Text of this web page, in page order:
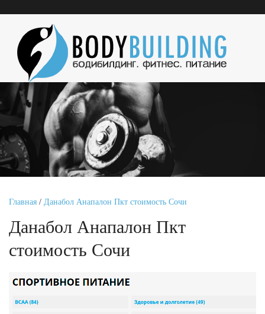
Главная / Данабол Анапалон Пкт стоимость Сочи
Данабол Анапалон Пкт
стоимость Сочи